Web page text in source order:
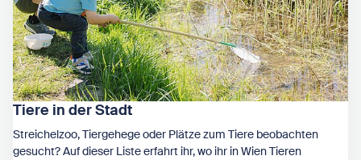
Tiere in der Stadt
Streichelzoo, Tiergehege oder Plätze zum Tiere beobachten
gesucht? Auf dieser Liste erfahrt ihr, wo ihr in Wien Tieren